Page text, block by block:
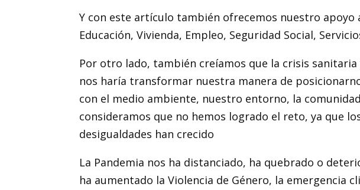
Y con este artículo también ofrecemos nuestro
Educación, Vivienda, Empleo, Seguridad Social,
Por otro lado, también creíamos que la crisis
nos haría transformar nuestra manera de
con el medio ambiente, nuestro entorno, la
consideramos que no hemos logrado el reto, ya que
desigualdades han crecido
La Pandemia nos ha distanciado, ha quebrado o
ha aumentado la Violencia de Género, la emergencia